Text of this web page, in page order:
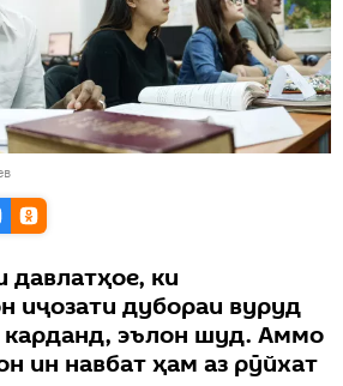
давлатҳое, ки
иҷозати дубораи вуруд
карданд, эълон шуд. Аммо
ин навбат ҳам аз рӯйхат